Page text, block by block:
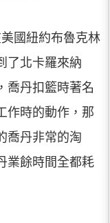
國紐約布魯克林
了北卡羅來納
喬丹扣籃時著名
作時的動作，那
喬丹非常的淘
業餘時間全都耗